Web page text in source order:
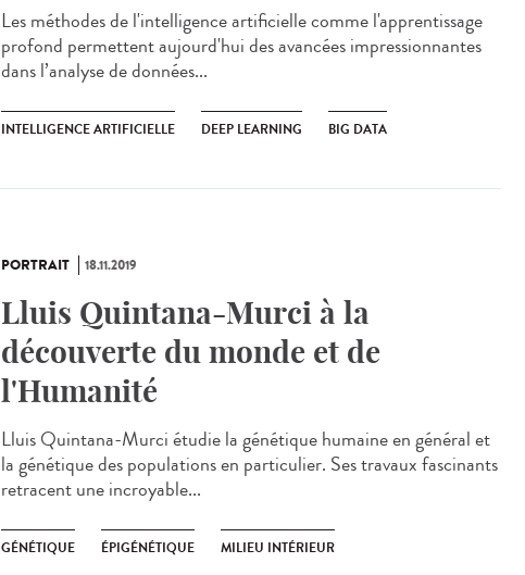
Les méthodes de l'intelligence artificielle comme l'apprentissage
profond permettent aujourd'hui des avancées impressionnantes
dans l’analyse de données...
INTELLIGENCE ARTIFICIELLE DEEP LEARNING BIG DATA
PORTRAIT 18.11.2019
Lluis Quintana-Murci à la
découverte du monde et de
l'Humanité
Lluis Quintana-Murci étudie la génétique humaine en général et
la génétique des populations en particulier. Ses travaux fascinants
retracent une incroyable...
GÉNÉTIQUE ÉPIGÉNÉTIQUE MILIEU INTÉRIEUR